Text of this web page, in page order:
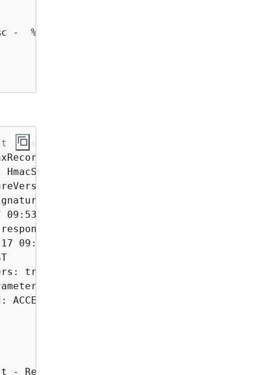
- Sending
20,
2,
09:53:04,464
response: 200,
09:53:04,469
true, Action:
- Received